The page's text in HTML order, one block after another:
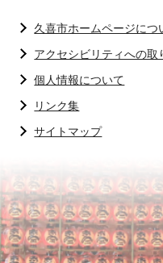
久喜市ホームページにつ
アクセシビリティへの取
個人情報について
リンク集
サイトマップ